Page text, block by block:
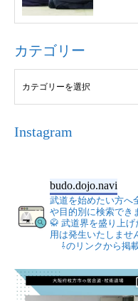
カテゴリー
Instagram
budo.dojo.navi
武道を始めたい方へ
や目的別に検索でき
🥋 武道界を盛り上
用は発生いたしませ
⇩のリンクから掲